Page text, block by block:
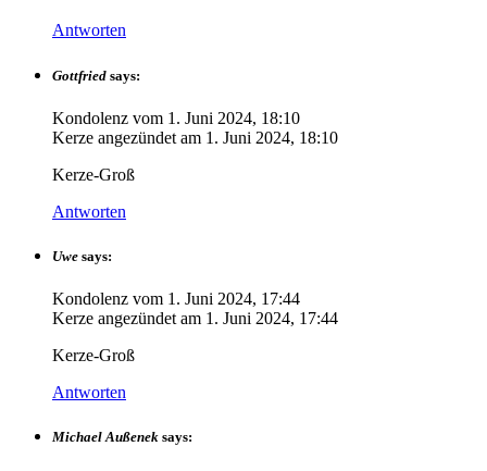
Antworten
Gottfried says:
Kondolenz vom 1. Juni 2024, 18:10
Kerze angezündet am 1. Juni 2024, 18:10
Kerze-Groß
Antworten
Uwe says:
Kondolenz vom 1. Juni 2024, 17:44
Kerze angezündet am 1. Juni 2024, 17:44
Kerze-Groß
Antworten
Michael Außenek says: